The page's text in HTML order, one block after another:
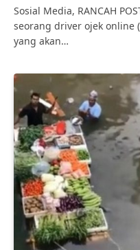
Sosial Media, RANCAH
seorang driver ojek online
yang akan…